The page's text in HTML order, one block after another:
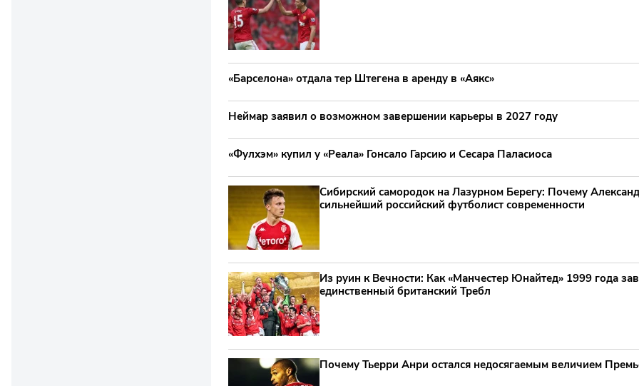
«Барселона» отдала тер Штегена в аренду в «Аякс»
Неймар заявил о возможном завершении карьеры в 2027 году
«Фулхэм» купил у «Реала» Гонсало Гарсию и Сесара Паласиоса
Сибирский самородок на Лазурном Берегу: Почему
сильнейший российский футболист современности
Из руин к Вечности: Как «Манчестер Юнайтед» 1999 года
единственный британский Требл
Почему Тьерри Анри остался недосягаемым величием